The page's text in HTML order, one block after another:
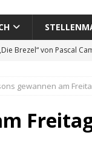
Brezel“ von Pascal
des 65.
PF-BITS
gewannen am